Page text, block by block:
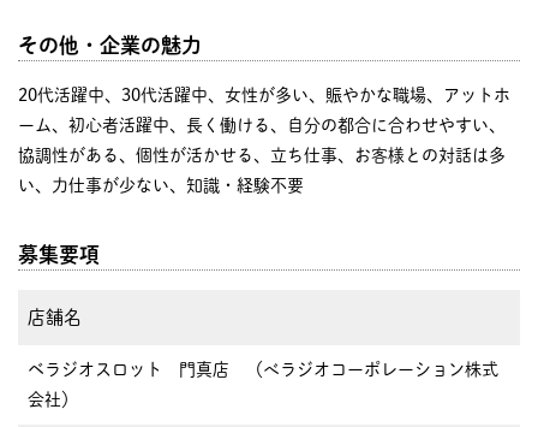
その他・企業の魅力
20代活躍中、30代活躍中、女性が多い、賑やかな職場、アットホ
ーム、初心者活躍中、長く働ける、自分の都合に合わせやすい、
協調性がある、個性が活かせる、立ち仕事、お客様との対話は多
い、力仕事が少ない、知識・経験不要
募集要項
店舗名
ベラジオスロット 門真店 （べラジオコーポレーション株式
会社）